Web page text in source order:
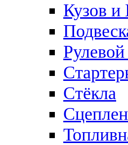
Кузов и
Стёкла